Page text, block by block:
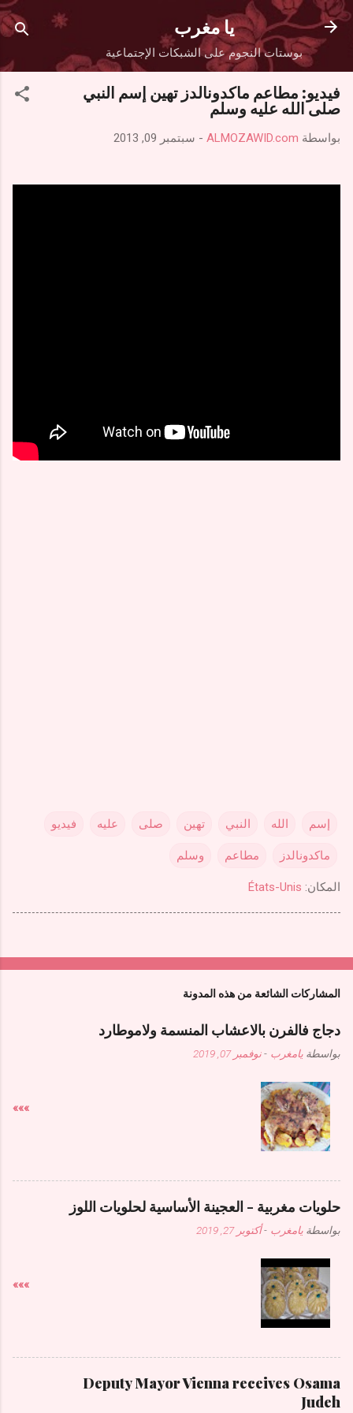
التخطي إلى المحتوى الرئيسي
يا مغرب
بوستات النجوم على الشبكات الإجتماعية
فيديو: مطاعم ماكدونالدز تهين إسم النبي
صلى الله عليه وسلم
بواسطة ALMOZAWID.com
- سبتمبر 09, 2013
إسم الله النبي تهين صلى عليه فيديو
ماكدونالدز مطاعم وسلم
المكان: États-Unis
المشاركات الشائعة من هذه المدونة
دجاج فالفرن بالاعشاب المنسمة ولاموطارد
بواسطة يامغرب -نوفمبر 07, 2019
»»»
حلويات مغربية - العجينة الأساسية لحلويات اللوز
بواسطة يامغرب -أكتوبر 27, 2019
»»»
Deputy Mayor Vienna receives Osama
Judeh